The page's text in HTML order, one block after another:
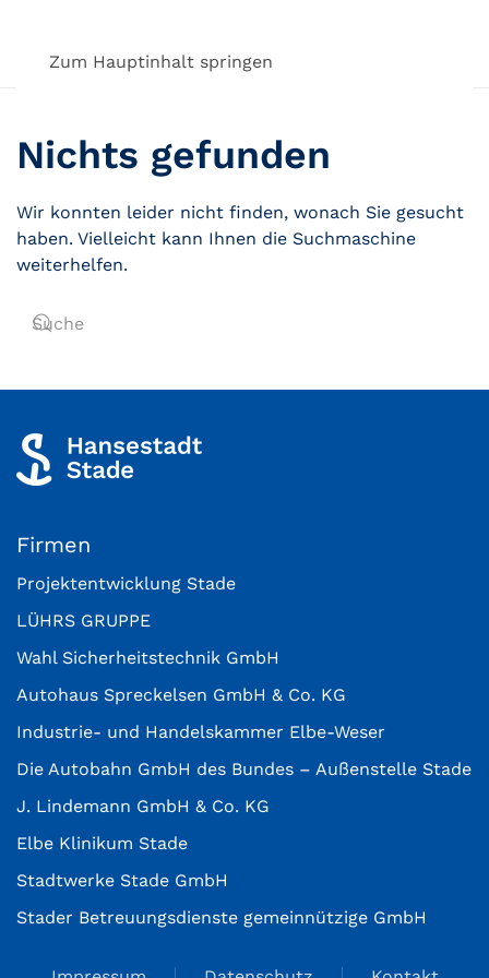
Zum Hauptinhalt springen
Nichts gefunden
Wir konnten leider nicht finden, wonach Sie gesucht
haben. Vielleicht kann Ihnen die Suchmaschine
weiterhelfen.
Firmen
Projektentwicklung Stade
LÜHRS GRUPPE
Wahl Sicherheitstechnik GmbH
Autohaus Spreckelsen GmbH & Co. KG
Industrie- und Handelskammer Elbe-Weser
Die Autobahn GmbH des Bundes – Außenstelle Stade
J. Lindemann GmbH & Co. KG
Elbe Klinikum Stade
Stadtwerke Stade GmbH
Stader Betreuungsdienste gemeinnützige GmbH